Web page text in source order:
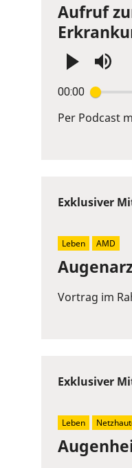
Aufruf
00:00
Enter
or
slider.
Per Podcast
Exklusiver
Vortrag im
Leben AMD
Exklusiver
Leben